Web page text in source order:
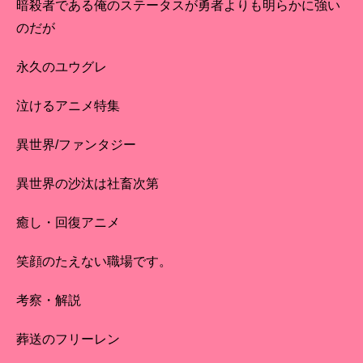
暗殺者である俺のステータスが勇者よりも明らかに強い
のだが
永久のユウグレ
泣けるアニメ特集
異世界/ファンタジー
異世界の沙汰は社畜次第
癒し・回復アニメ
笑顔のたえない職場です。
考察・解説
葬送のフリーレン